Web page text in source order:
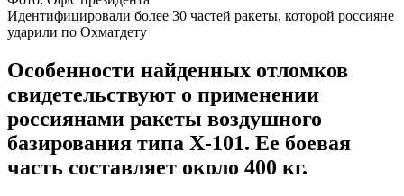
Идентифицировали более 30 частей ракеты, которой россияне
ударили по Охматдету
Особенности найденных отломков
свидетельствуют о применении
россиянами ракеты воздушного
базирования типа Х-101. Ее боевая
часть составляет около 400 кг.